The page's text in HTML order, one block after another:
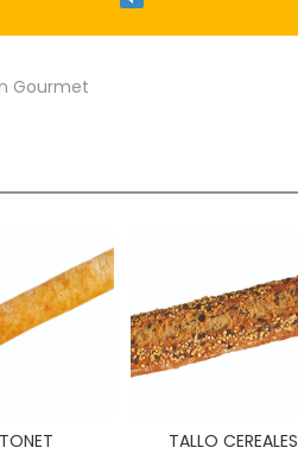
Gourmet
TALLO CEREALES